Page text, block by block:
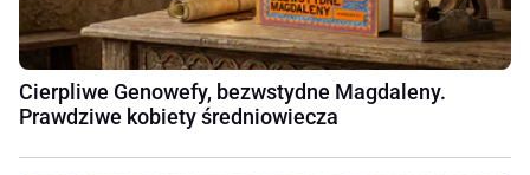
Cierpliwe Genowefy, bezwstydne Magdaleny.
Prawdziwe kobiety średniowiecza